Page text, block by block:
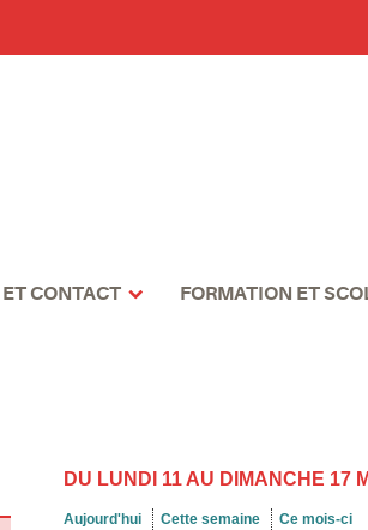
CONTACT FORMATION ET
DU LUNDI 11 AU DIMANCHE 17
Aujourd'hui Cette semaine Ce mois-ci